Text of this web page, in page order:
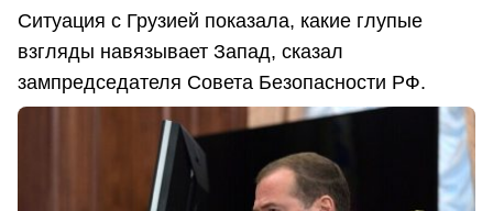
Ситуация с Грузией показала, какие глупые
взгляды навязывает Запад, сказал
зампредседателя Совета Безопасности РФ.